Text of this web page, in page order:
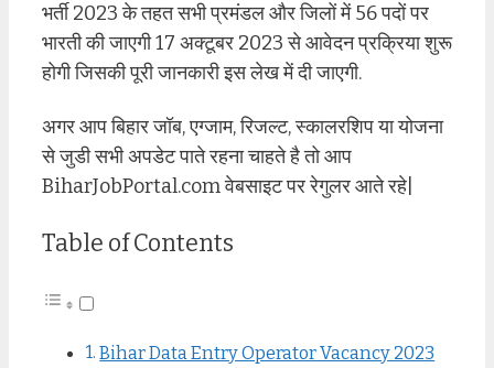
भर्ती 2023 के तहत सभी प्रमंडल और जिलों में 56 पदों पर
भारती की जाएगी 17 अक्टूबर 2023 से आवेदन प्रक्रिया शुरू
होगी जिसकी पूरी जानकारी इस लेख में दी जाएगी.
अगर आप बिहार जॉब, एग्जाम, रिजल्ट, स्कालरशिप या योजना
से जुडी सभी अपडेट पाते रहना चाहते है तो आप
BiharJobPortal.com वेबसाइट पर रेगुलर आते रहे|
Table of Contents
Bihar Data Entry Operator Vacancy 2023